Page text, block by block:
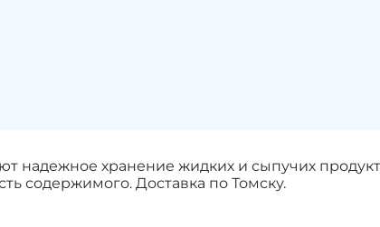
надежное хранение жидких и сыпучих
содержимого. Доставка по Томску.